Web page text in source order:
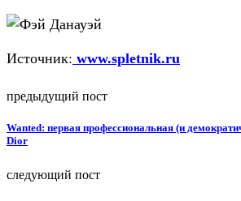
Источник: www.spletnik.ru
предыдущий пост
Wanted: первая профессиональная (и
Dior
следующий пост